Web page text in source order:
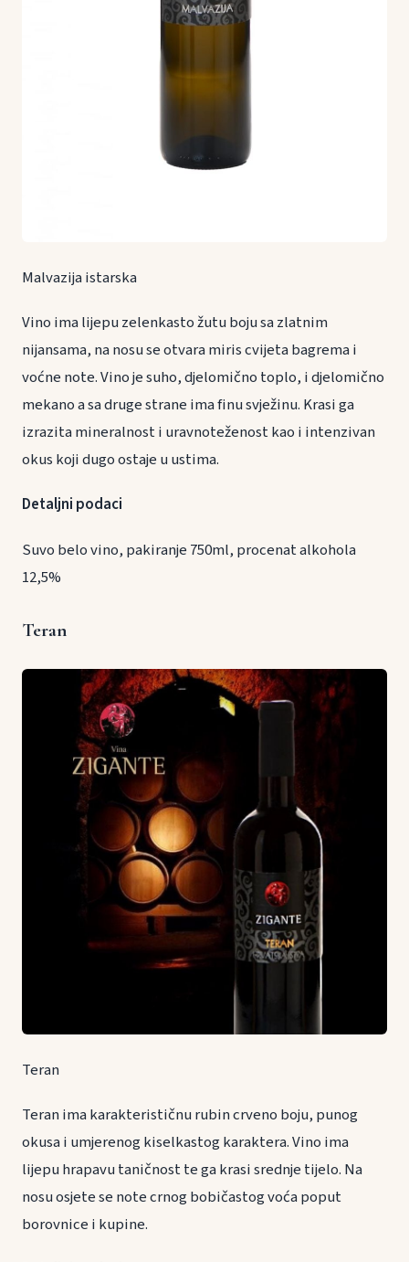
Malvazija istarska
Vino ima lijepu zelenkasto žutu boju sa zlatnim
nijansama, na nosu se otvara miris cvijeta bagrema i
voćne note. Vino je suho, djelomično toplo, i djelomično
mekano a sa druge strane ima finu svježinu. Krasi ga
izrazita mineralnost i uravnoteženost kao i intenzivan
okus koji dugo ostaje u ustima.
Detaljni podaci
Suvo belo vino, pakiranje 750ml, procenat alkohola
12,5%
Teran
Teran
Teran ima karakterističnu rubin crveno boju, punog
okusa i umjerenog kiselkastog karaktera. Vino ima
lijepu hrapavu taničnost te ga krasi srednje tijelo. Na
nosu osjete se note crnog bobičastog voća poput
borovnice i kupine.